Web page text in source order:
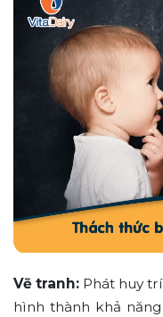
Vẽ tranh: Phát huy
hình thành khả